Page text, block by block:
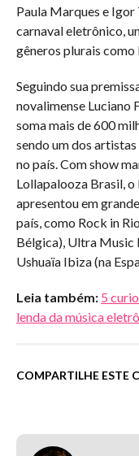
Paula Marques e
carnaval eletrônico,
gêneros plurais
Seguindo sua
novalimense Luciano
soma mais de 600
sendo um dos
no país. Com show
Lollapalooza Brasil, o
apresentou em
país, como Rock in
Bélgica), Ultra Music
Ushuaïa Ibiza (na
Leia também: 5
lenda da música
COMPARTILHE ESTE